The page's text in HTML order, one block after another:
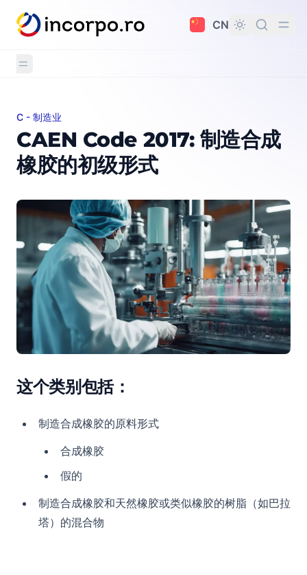
要内容
CN
CAEN Code 2017: 制造合成橡胶的初级形式
C - 制造业
CAEN Code 2017: 制造合成
橡胶的初级形式
这个类别包括：
制造合成橡胶的原料形式
合成橡胶
假的
制造合成橡胶和天然橡胶或类似橡胶的树脂（如巴拉
塔）的混合物